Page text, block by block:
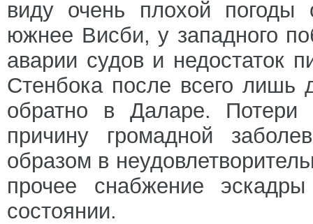
виду очень плохой
южнее Висби, у западного
аварии судов и недостаток
Стенбока после всего лишь
обратно в Даларе.
причину громадной
образом в
прочее снабжение
состоянии.